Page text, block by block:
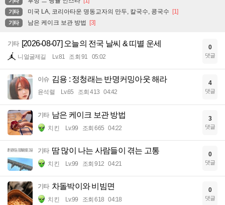
기타 미국 LA, 코리아타운 명동교자의 만두, 칼국수, 콩국수 [1]
기타 남은 케이크 보관 방법 [3]
기타 [2026-08-07] 오늘의 전국 날씨 & 띠별 운세
니얼굴제길 Lv.81 조회 91 05:02
0
댓글
이슈 김용 : 정청래는 반명커밍아웃 해라
윤석렬 Lv.65 조회 413 04:42
4
댓글
기타 남은 케이크 보관 방법
치킨 Lv.99 조회 665 04:22
3
댓글
기타 땀 많이 나는 사람들이 겪는 고통
치킨 Lv.99 조회 912 04:21
0
댓글
기타 차돌박이와 비빔면
치킨 Lv.99 조회 618 04:18
0
댓글